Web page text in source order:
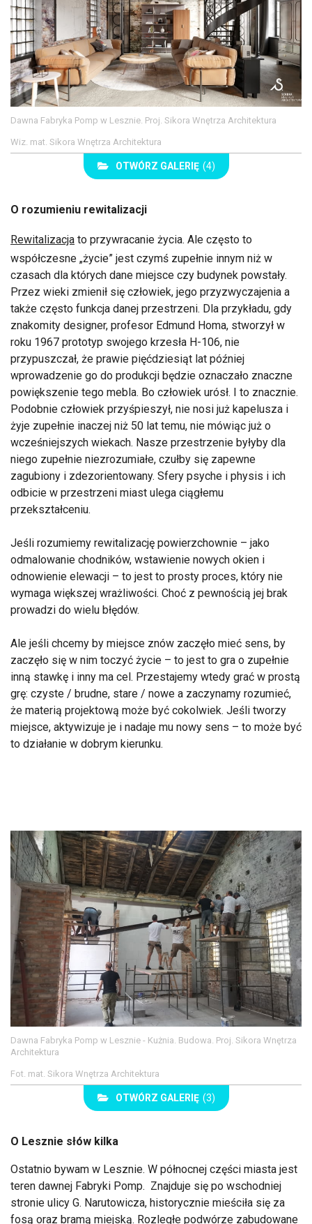
Dawna Fabryka Pomp w Lesznie. Proj. Sikora Wnętrza Architektura
Wiz. mat. Sikora Wnętrza Architektura
OTWÓRZ GALERIĘ (4)
O rozumieniu rewitalizacji
Rewitalizacja to przywracanie życia. Ale często to
współczesne „życie” jest czymś zupełnie innym niż w
czasach dla których dane miejsce czy budynek powstały.
Przez wieki zmienił się człowiek, jego przyzwyczajenia a
także często funkcja danej przestrzeni. Dla przykładu, gdy
znakomity designer, profesor Edmund Homa, stworzył w
roku 1967 prototyp swojego krzesła H-106, nie
przypuszczał, że prawie pięćdziesiąt lat później
wprowadzenie go do produkcji będzie oznaczało znaczne
powiększenie tego mebla. Bo człowiek urósł. I to znacznie.
Podobnie człowiek przyśpieszył, nie nosi już kapelusza i
żyje zupełnie inaczej niż 50 lat temu, nie mówiąc już o
wcześniejszych wiekach. Nasze przestrzenie byłyby dla
niego zupełnie niezrozumiałe, czułby się zapewne
zagubiony i zdezorientowany. Sfery psyche i physis i ich
odbicie w przestrzeni miast ulega ciągłemu
przekształceniu.
Jeśli rozumiemy rewitalizację powierzchownie – jako
odmalowanie chodników, wstawienie nowych okien i
odnowienie elewacji – to jest to prosty proces, który nie
wymaga większej wrażliwości. Choć z pewnością jej brak
prowadzi do wielu błędów.
Ale jeśli chcemy by miejsce znów zaczęło mieć sens, by
zaczęło się w nim toczyć życie – to jest to gra o zupełnie
inną stawkę i inny ma cel. Przestajemy wtedy grać w prostą
grę: czyste / brudne, stare / nowe a zaczynamy rozumieć,
że materią projektową może być cokolwiek. Jeśli tworzy
miejsce, aktywizuje je i nadaje mu nowy sens – to może być
to działanie w dobrym kierunku.
Dawna Fabryka Pomp w Lesznie - Kużnia. Budowa. Proj. Sikora Wnętrza
Architektura
Fot. mat. Sikora Wnętrza Architektura
OTWÓRZ GALERIĘ (3)
O Lesznie słów kilka
Ostatnio bywam w Lesznie. W północnej części miasta jest
teren dawnej Fabryki Pomp. Znajduje się po wschodniej
stronie ulicy G. Narutowicza, historycznie mieściła się za
fosą oraz bramą miejską. Rozległe podwórze zabudowane